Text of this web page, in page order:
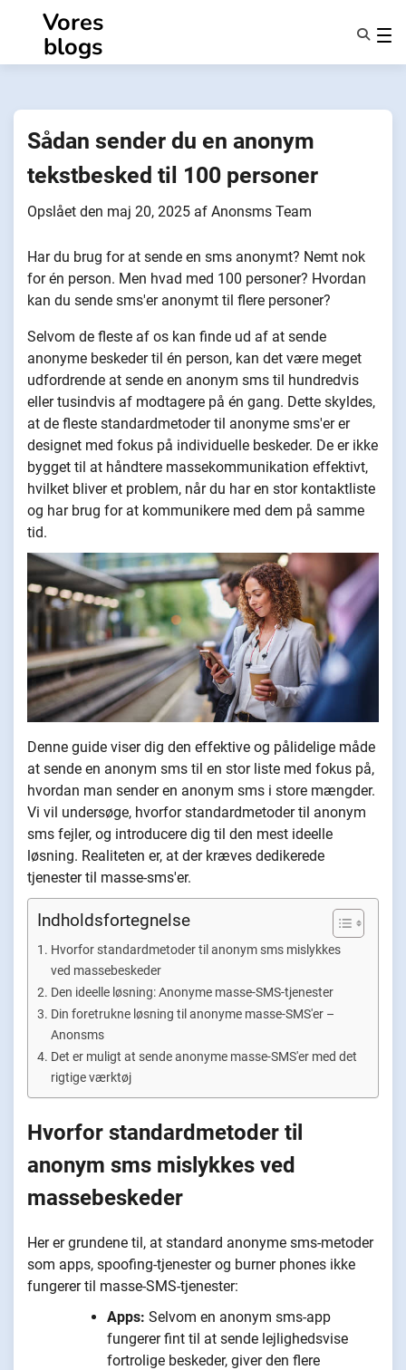
indhold
Vores
blogs
Om Os
Sådan sender du en anonym
tekstbesked til 100 personer
Opslået den maj 20, 2025 af Anonsms Team
Har du brug for at sende en sms anonymt? Nemt nok
for én person. Men hvad med 100 personer? Hvordan
kan du sende sms'er anonymt til flere personer?
Selvom de fleste af os kan finde ud af at sende
anonyme beskeder til én person, kan det være meget
udfordrende at sende en anonym sms til hundredvis
eller tusindvis af modtagere på én gang. Dette skyldes,
at de fleste standardmetoder til anonyme sms'er er
designet med fokus på individuelle beskeder. De er ikke
bygget til at håndtere massekommunikation effektivt,
hvilket bliver et problem, når du har en stor kontaktliste
og har brug for at kommunikere med dem på samme
tid.
Denne guide viser dig den effektive og pålidelige måde
at sende en anonym sms til en stor liste med fokus på,
hvordan man sender en anonym sms i store mængder.
Vi vil undersøge, hvorfor standardmetoder til anonym
sms fejler, og introducere dig til den mest ideelle
løsning. Realiteten er, at der kræves dedikerede
tjenester til masse-sms'er.
Indholdsfortegnelse
Hvorfor standardmetoder til anonym sms mislykkes
ved massebeskeder
Den ideelle løsning: Anonyme masse-SMS-tjenester
Din foretrukne løsning til anonyme masse-SMS'er –
Anonsms
Det er muligt at sende anonyme masse-SMS'er med det
rigtige værktøj
Hvorfor standardmetoder til
anonym sms mislykkes ved
massebeskeder
Her er grundene til, at standard anonyme sms-metoder
som apps, spoofing-tjenester og burner phones ikke
fungerer til masse-SMS-tjenester:
Apps: Selvom en anonym sms-app
fungerer fint til at sende lejlighedsvise
fortrolige beskeder, giver den flere